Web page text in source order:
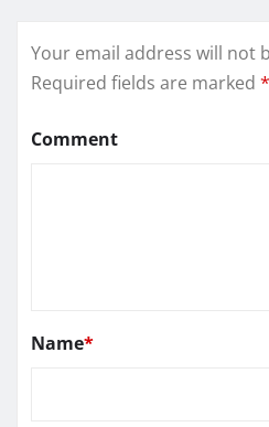
Your email address will not
Required fields are marked *
Comment
Name*